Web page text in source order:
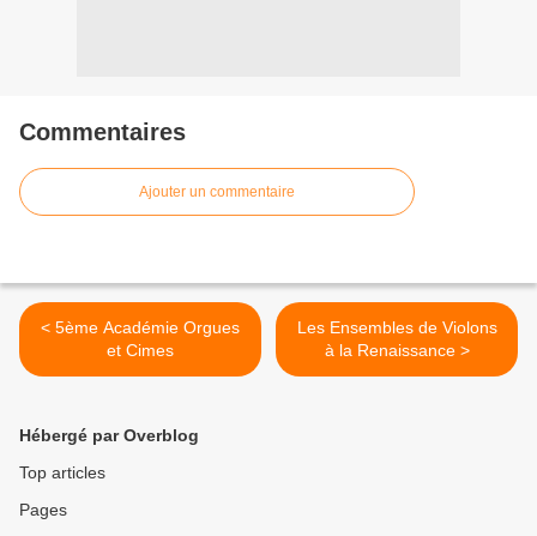
Commentaires
Ajouter un commentaire
< 5ème Académie Orgues
et Cimes
Les Ensembles de Violons
à la Renaissance >
Hébergé par Overblog
Top articles
Pages